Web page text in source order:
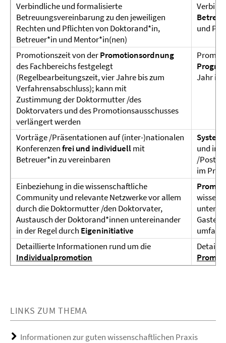
Verbindliche und formalisierte
Betreuungsvereinbarung zu den jeweiligen
Rechten und Pflichten von Doktorand*in,
Betreuer*in und Mentor*in(nen)
und
Promotionszeit von derPromotionsordnung
des Fachbereichs festgelegt
(Regelbearbeitungszeit, vier Jahre bis zum
Verfahrensabschluss); kann mit
Zustimmung der Doktormutter /des
Doktorvaters und des Promotionsausschusses
verlängert werden
Jahr im
Vorträge /Präsentationen auf (inter-)nationalen
Konferenzenfrei und individuellmit
Betreuer*in zu vereinbaren
und in
/
im
Einbeziehung in die wissenschaftliche
Community und relevante Netzwerke vor allem
durch die Doktormutter /den Doktorvater,
Austausch der Doktorand*innen untereinander
in der Regel durch Eigeninitiative
Detaillierte Informationen rund um die
Individualpromotion
LINKS ZUM THEMA
Informationen zur guten wissenschaftlichen Praxis